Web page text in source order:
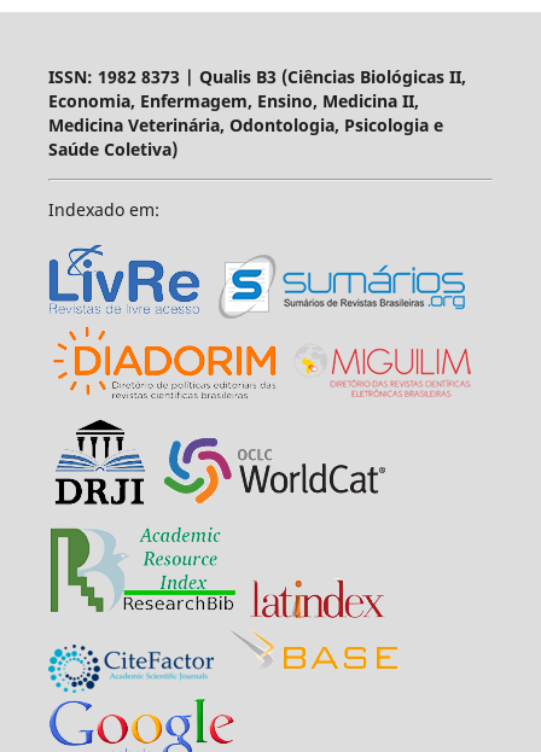
ISSN: 1982 8373 | Qualis B3 (Ciências Biológicas II,
Economia, Enfermagem, Ensino, Medicina II,
Medicina Veterinária, Odontologia, Psicologia e
Saúde Coletiva)
Indexado em: